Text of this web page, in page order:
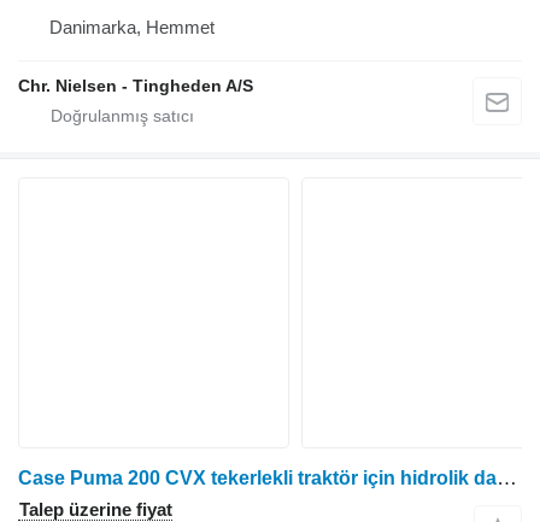
Danimarka, Hemmet
Chr. Nielsen - Tingheden A/S
Case Puma 200 CVX tekerlekli traktör için hidrolik dağıtıcı
Talep üzerine fiyat